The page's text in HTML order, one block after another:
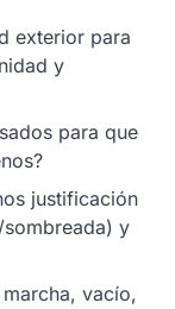
exterior para
y
para que
justificación
y
vacío,